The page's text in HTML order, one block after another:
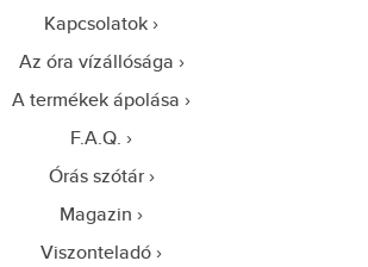
Kapcsolatok
Az óra vízállósága
A termékek ápolása
F.A.Q.
Órás szótár
Magazin
Viszonteladó